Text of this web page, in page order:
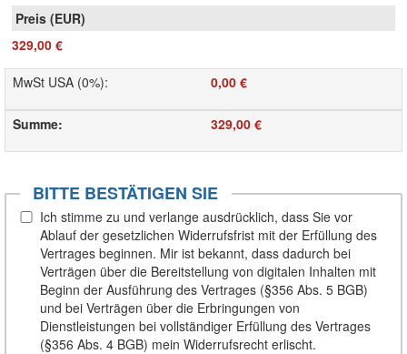
329,00 €
MwSt USA (0%): 0,00 €
Summe: 329,00 €
BITTE BESTÄTIGEN SIE
Ich stimme zu und verlange ausdrücklich, dass Sie vor
Ablauf der gesetzlichen Widerrufsfrist mit der Erfüllung des
Vertrages beginnen. Mir ist bekannt, dass dadurch bei
Verträgen über die Bereitstellung von digitalen Inhalten mit
Beginn der Ausführung des Vertrages (§356 Abs. 5 BGB)
und bei Verträgen über die Erbringungen von
Dienstleistungen bei vollständiger Erfüllung des Vertrages
(§356 Abs. 4 BGB) mein Widerrufsrecht erlischt.